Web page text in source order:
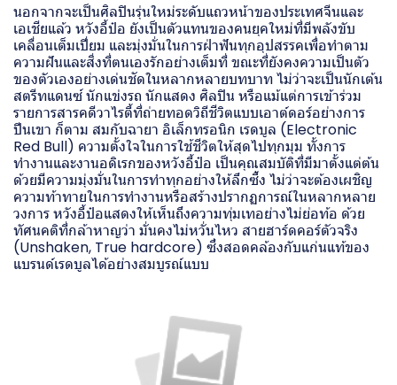
นอกจากจะเป็นศิลปินรุ่นใหม่ระดับแถวหน้าของประเทศจีนและ
เอเชียแล้ว หวังอี้ป๋อ ยังเป็นตัวแทนของคนยุคใหม่ที่มีพลังขับ
เคลื่อนเต็มเปี่ยม และมุ่งมั่นในการฝ่าฟันทุกอุปสรรคเพื่อทำตาม
ความฝันและสิ่งที่ตนเองรักอย่างเต็มที่ ขณะที่ยังคงความเป็นตัว
ของตัวเองอย่างเด่นชัดในหลากหลายบทบาท ไม่ว่าจะเป็นนักเต้น
สตรีทแดนซ์ นักแข่งรถ นักแสดง ศิลปิน หรือแม้แต่การเข้าร่วม
รายการสารคดีวาไรตี้ที่ถ่ายทอดวิถีชีวิตแบบเอาต์ดอร์อย่างการ
ปีนเขา ก็ตาม สมกับฉายา อิเล็กทรอนิก เรดบูล (Electronic
Red Bull) ความตั้งใจในการใช้ชีวิตให้สุดไปทุกมุม ทั้งการ
ทำงานและงานอดิเรกของหวังอี้ป๋อ เป็นคุณสมบัติที่มีมาตั้งแต่ต้น
ด้วยมีความมุ่งมั่นในการทำทุกอย่างให้ลึกซึ้ง ไม่ว่าจะต้องเผชิญ
ความท้าทายในการทำงานหรือสร้างปรากฏการณ์ในหลากหลาย
วงการ หวังอี้ป๋อแสดงให้เห็นถึงความทุ่มเทอย่างไม่ย่อท้อ ด้วย
ทัศนคติที่กล้าหาญว่า มั่นคงไม่หวั่นไหว สายฮาร์ดคอร์ตัวจริง
(Unshaken, True hardcore) ซึ่งสอดคล้องกับแก่นแท้ของ
แบรนด์เรดบูลได้อย่างสมบูรณ์แบบ